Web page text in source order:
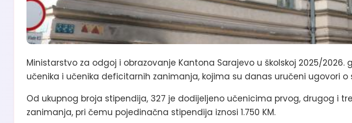
Ministarstvo za odgoj i obrazovanje Kantona Sarajevo u školskoj 2025/
učenika i učenika deficitarnih zanimanja, kojima su danas uručeni ugovori o
Od ukupnog broja stipendija, 327 je dodijeljeno učenicima prvog, drugog i
zanimanja, pri čemu pojedinačna stipendija iznosi 1.750 KM.